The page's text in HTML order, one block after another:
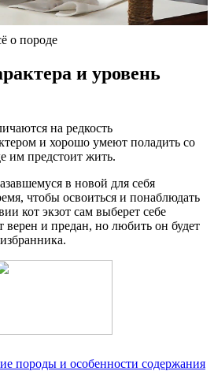
о породе
и уровень
на редкость
и хорошо умеют поладить со
им предстоит жить.
в новой для себя
чтобы освоиться и понаблюдать
кот экзот сам выберет себе
верен и предан, но любить он будет
породы и особенности содержания